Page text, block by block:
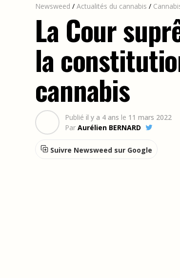
Newsweed / Actualités du cannabis /
La Cour
la
cannabis
Publié il y a 4 ans le 11 mars 2022
Par Aurélien BERNARD
Suivre Newsweed sur Google